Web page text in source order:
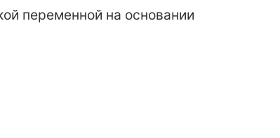
переменной на основании